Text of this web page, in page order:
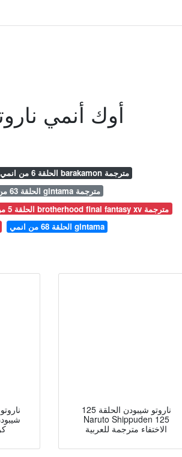
أوك أنمي ناروتو
الحلقة 6 من انمي barakamon مترجمة
الحلقة 63 من انمي gintama مترجمة
الحلقة 5 من انمي brotherhood final fantasy xv مترجمة
الحلقة 68 من انمي gintama
ناروتو شيبودن الحلقة 125
Naruto Shippuden 125
الاختفاء مترجمة للعربية